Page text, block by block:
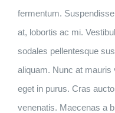
fermentum.
at, lobortis ac mi.
sodales pellentesque
aliquam. Nunc at
eget in purus. Cras
venenatis. Maecenas a